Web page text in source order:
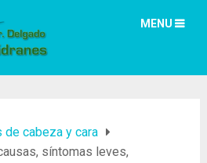
MENU
de cabeza y cara
síntomas leves,